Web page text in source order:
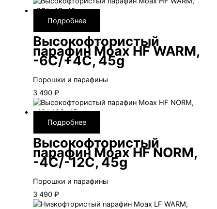
Подробнее
Высокофтористый
парафин Moax HF WARM,
-6С/+4С, 45g
Порошки и парафины
3 490 ₽
Подробнее
Высокофтористый
парафин Moax HF NORM,
-4С/-12С, 45g
Порошки и парафины
3 490 ₽